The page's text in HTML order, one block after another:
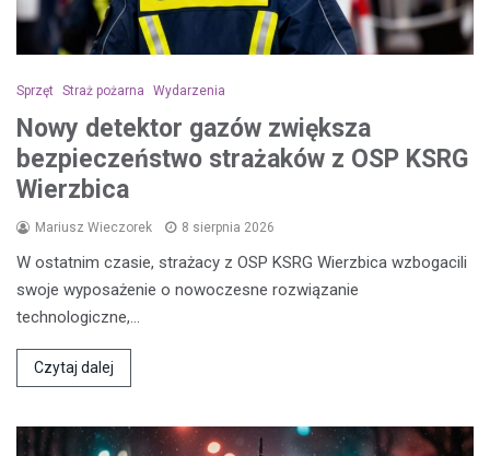
Sprzęt Straż pożarna Wydarzenia
Nowy detektor gazów zwiększa
bezpieczeństwo strażaków z OSP KSRG
Wierzbica
Mariusz Wieczorek 8 sierpnia 2026
W ostatnim czasie, strażacy z OSP KSRG Wierzbica wzbogacili
swoje wyposażenie o nowoczesne rozwiązanie
technologiczne,…
Czytaj dalej